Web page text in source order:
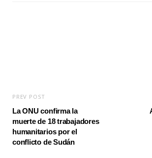
PREV POST
La ONU confirma la
muerte de 18 trabajadores
humanitarios por el
conflicto de Sudán